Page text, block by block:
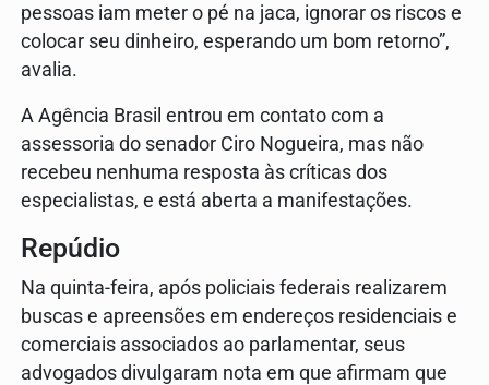
pessoas iam meter o pé na jaca, ignorar os riscos e
colocar seu dinheiro, esperando um bom retorno”,
avalia.
A Agência Brasil entrou em contato com a
assessoria do senador Ciro Nogueira, mas não
recebeu nenhuma resposta às críticas dos
especialistas, e está aberta a manifestações.
Repúdio
Na quinta-feira, após policiais federais realizarem
buscas e apreensões em endereços residenciais e
comerciais associados ao parlamentar, seus
advogados divulgaram nota em que afirmam que